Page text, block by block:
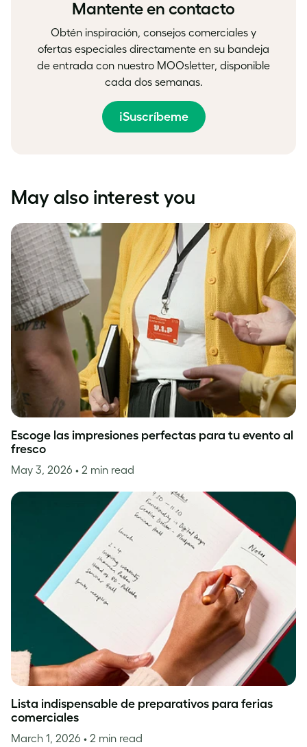
Mantente en contacto
Obtén inspiración, consejos comerciales y
ofertas especiales directamente en su bandeja
de entrada con nuestro MOOsletter, disponible
cada dos semanas.
¡Suscríbeme
May also interest you
Escoge las impresiones perfectas para tu evento al
fresco
May 3, 2026 • 2 min read
Lista indispensable de preparativos para ferias
comerciales
March 1, 2026 • 2 min read